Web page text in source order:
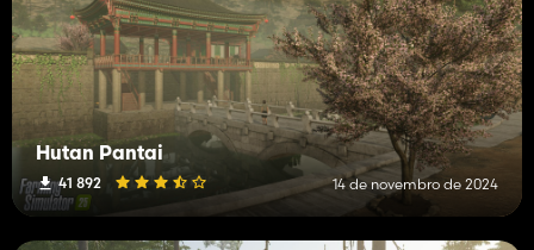
Hutan Pantai
41 892 14 de novembro de 2024